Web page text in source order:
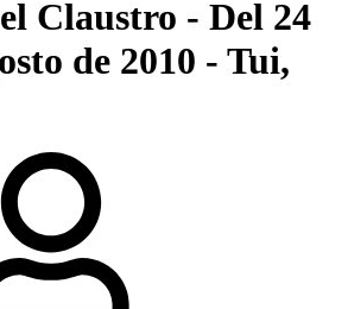
Claustro - Del 24
de 2010 - Tui,